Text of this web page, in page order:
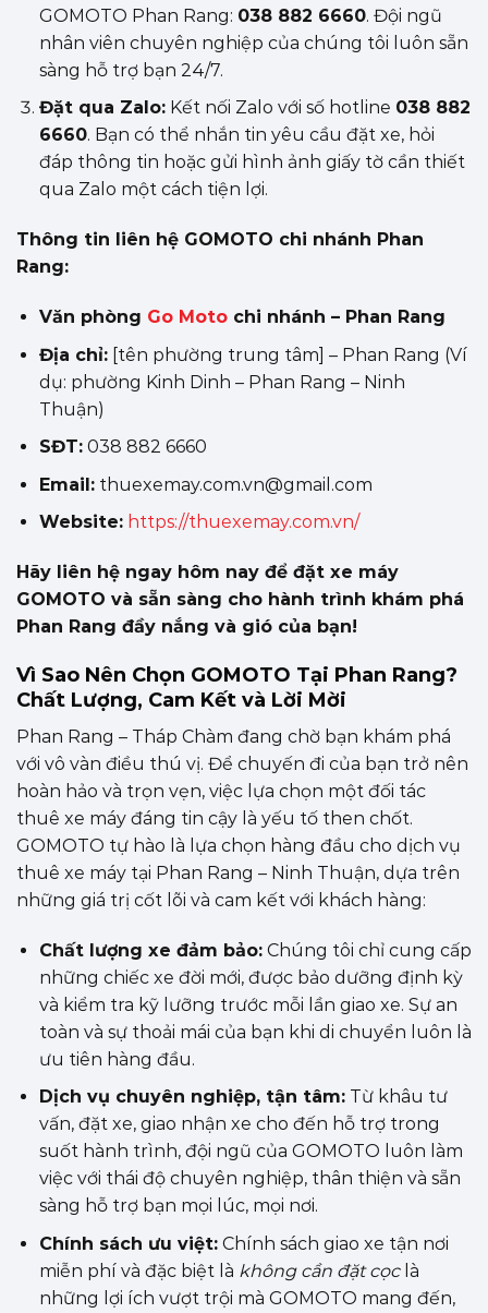
GOMOTO Phan Rang: 038 882 6660. Đội ngũ
nhân viên chuyên nghiệp của chúng tôi luôn sẵn
sàng hỗ trợ bạn 24/7.
Đặt qua Zalo:Kết nối Zalo với số hotline 038 882
6660. Bạn có thể nhắn tin yêu cầu đặt xe, hỏi
đáp thông tin hoặc gửi hình ảnh giấy tờ cần thiết
qua Zalo một cách tiện lợi.
Thông tin liên hệ GOMOTO chi nhánh Phan
Rang:
Văn phòng Go Motochi nhánh – Phan Rang
Địa chỉ:[tên phường trung tâm] – Phan Rang (Ví
dụ: phường Kinh Dinh – Phan Rang – Ninh
Thuận)
SĐT:038 882 6660
Email:thuexemay.com.vn@gmail.com
Website: https://thuexemay.com.vn/
Hãy liên hệ ngay hôm nay để đặt xe máy
GOMOTO và sẵn sàng cho hành trình khám phá
Phan Rang đầy nắng và gió của bạn!
Vì Sao Nên Chọn GOMOTO Tại Phan Rang?
Chất Lượng, Cam Kết và Lời Mời
Phan Rang – Tháp Chàm đang chờ bạn khám phá
với vô vàn điều thú vị. Để chuyến đi của bạn trở nên
hoàn hảo và trọn vẹn, việc lựa chọn một đối tác
thuê xe máy đáng tin cậy là yếu tố then chốt.
GOMOTO tự hào là lựa chọn hàng đầu cho dịch vụ
thuê xe máy tại Phan Rang – Ninh Thuận, dựa trên
những giá trị cốt lõi và cam kết với khách hàng:
Chất lượng xe đảm bảo:Chúng tôi chỉ cung cấp
những chiếc xe đời mới, được bảo dưỡng định kỳ
và kiểm tra kỹ lưỡng trước mỗi lần giao xe. Sự an
toàn và sự thoải mái của bạn khi di chuyển luôn là
ưu tiên hàng đầu.
Dịch vụ chuyên nghiệp, tận tâm:Từ khâu tư
vấn, đặt xe, giao nhận xe cho đến hỗ trợ trong
suốt hành trình, đội ngũ của GOMOTO luôn làm
việc với thái độ chuyên nghiệp, thân thiện và sẵn
sàng hỗ trợ bạn mọi lúc, mọi nơi.
Chính sách ưu việt:Chính sách giao xe tận nơi
miễn phí và đặc biệt là không cần đặt cọclà
những lợi ích vượt trội mà GOMOTO mang đến,